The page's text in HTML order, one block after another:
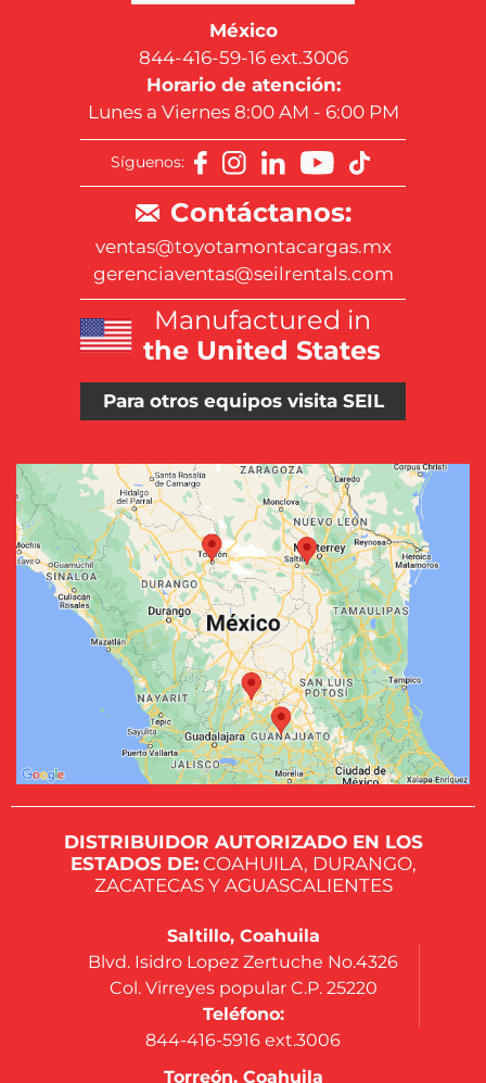
México
844-416-59-16 ext.3006
Horario de atención:
Lunes a Viernes 8:00 AM - 6:00 PM
Síguenos:
Contáctanos:
ventas@toyotamontacargas.mx
gerenciaventas@seilrentals.com
Manufactured in
the United States
Para otros equipos visita SEIL
DISTRIBUIDOR AUTORIZADO EN LOS
ESTADOS DE:COAHUILA, DURANGO,
ZACATECAS Y AGUASCALIENTES
Saltillo, Coahuila
Blvd. Isidro Lopez Zertuche No.4326
Col. Virreyes popular C.P. 25220
Teléfono:
844-416-5916 ext.3006
Torreón, Coahuila